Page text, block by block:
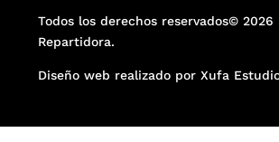
Todos los derechos reservados© 2026
Repartidora.
Diseño web realizado por Xufa